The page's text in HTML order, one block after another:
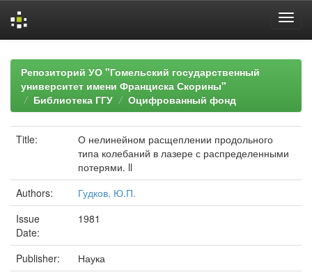
navigationРепозиторий УО "Гомельский государственный
университет имени Франциска Скорины"
Библиотека ГГУ
Оцифрованный фонд
Title:
О нелинейном расщеплении продольного
типа колебаний в лазере с распределенными
потерями. ll
Authors:
Гудков, Ю.П.
Issue
Date:
1981
Publisher:
Наука